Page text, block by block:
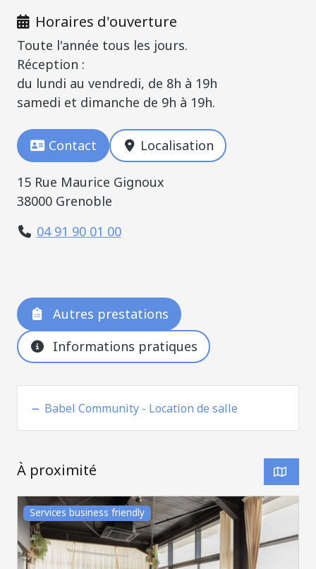
Horaires d'ouverture
Toute l'année tous les jours.
Réception :
du lundi au vendredi, de 8h à 19h
samedi et dimanche de 9h à 19h.
Contact Localisation
15 Rue Maurice Gignoux
38000 Grenoble
04 91 90 01 00
Autres prestations
Informations pratiques
Babel Community - Location de salle
À proximité
Services business friendly